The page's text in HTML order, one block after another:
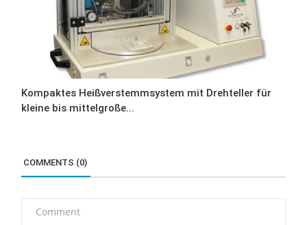
Kompaktes Heißverstemmsystem mit Drehteller für
kleine bis mittelgroße...
COMMENTS (0)